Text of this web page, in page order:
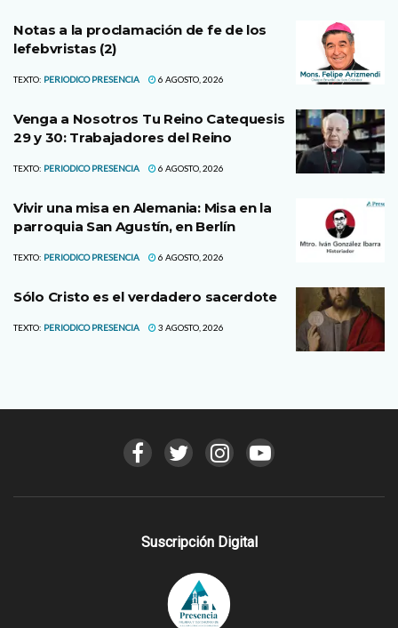
Notas a la proclamación de fe de los
lefebvristas (2)
TEXTO: PERIODICO PRESENCIA 6 AGOSTO, 2026
Venga a Nosotros Tu Reino Catequesis
29 y 30: Trabajadores del Reino
TEXTO: PERIODICO PRESENCIA 6 AGOSTO, 2026
Vivir una misa en Alemania: Misa en la
parroquia San Agustín, en Berlín
TEXTO: PERIODICO PRESENCIA 6 AGOSTO, 2026
Sólo Cristo es el verdadero sacerdote
TEXTO: PERIODICO PRESENCIA 3 AGOSTO, 2026
Suscripción Digital